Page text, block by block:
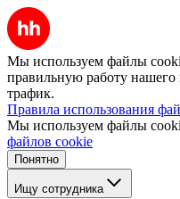
Мы используем файлы
правильную работу нашего
трафик.
Правила использования
Мы используем файлы
файлов cookie
Понятно
Ищу сотрудника